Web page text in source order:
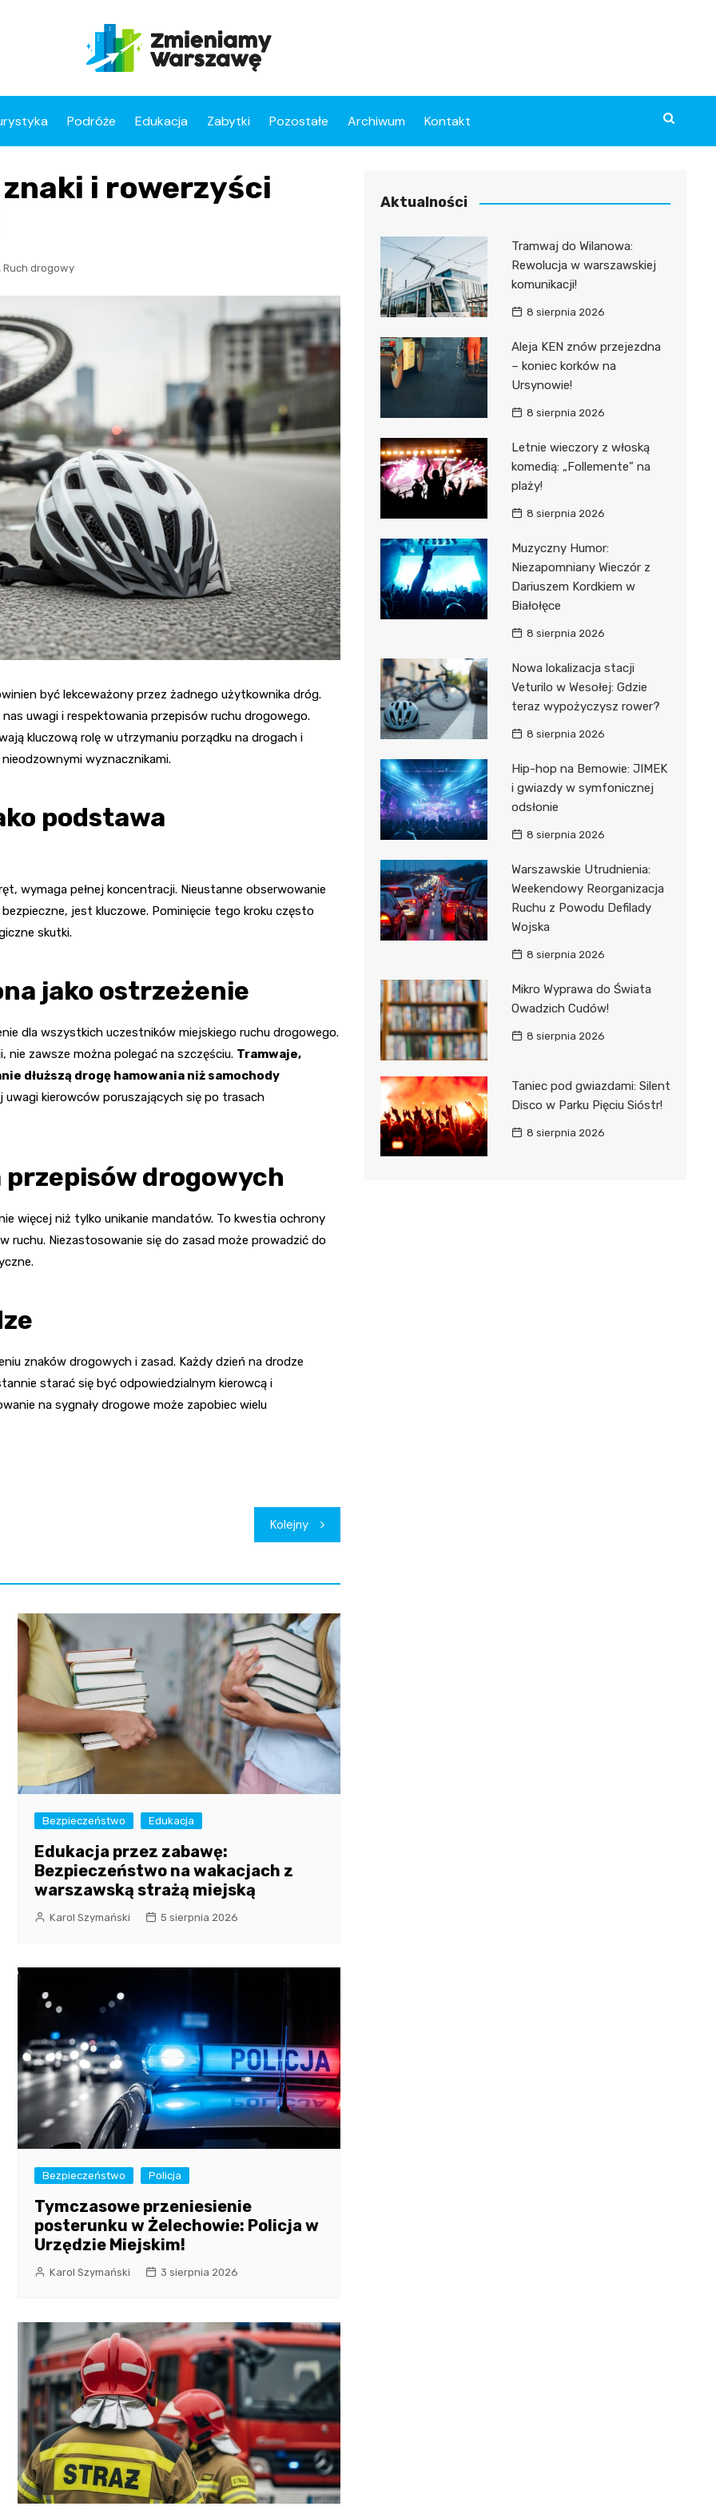
Podróże Edukacja Zabytki Pozostałe Archiwum Kontakt
i rowerzyści
, Ruch drogowy
być lekceważony przez żadnego użytkownika dróg.
uwagi i respektowania przepisów ruchu drogowego.
kluczową rolę w utrzymaniu porządku na drogach i
wyznacznikami.
podstawa
wymaga pełnej koncentracji. Nieustanne obserwowanie
jest kluczowe. Pominięcie tego kroku często
skutki.
jako ostrzeżenie
dla wszystkich uczestników miejskiego ruchu drogowego.
nie zawsze można polegać na szczęściu. Tramwaje,
dłuższą drogę hamowania niż samochody
kierowców poruszających się po trasach
drogowych
więcej niż tylko unikanie mandatów. To kwestia ochrony
ruchu. Niezastosowanie się do zasad może prowadzić do
znaków drogowych i zasad. Każdy dzień na drodze
starać się być odpowiedzialnym kierowcą i
na sygnały drogowe może zapobiec wielu
Kolejny
Bezpieczeństwo Edukacja
Edukacja przez zabawę:
Bezpieczeństwo na wakacjach z
warszawską strażą miejską
Karol Szymański 5 sierpnia 2026
Bezpieczeństwo Policja
Tymczasowe przeniesienie
posterunku w Żelechowie: Policja w
Urzędzie Miejskim!
Karol Szymański 3 sierpnia 2026
Aktualności
Tramwaj do Wilanowa:
Rewolucja w warszawskiej
komunikacji!
8 sierpnia 2026
Aleja KEN znów przejezdna
– koniec korków na
Ursynowie!
8 sierpnia 2026
Letnie wieczory z włoską
komedią: „Follemente” na
plaży!
8 sierpnia 2026
Muzyczny Humor:
Niezapomniany Wieczór z
Dariuszem Kordkiem w
Białołęce
8 sierpnia 2026
Nowa lokalizacja stacji
Veturilo w Wesołej: Gdzie
teraz wypożyczysz rower?
8 sierpnia 2026
Hip-hop na Bemowie: JIMEK
i gwiazdy w symfonicznej
odsłonie
8 sierpnia 2026
Warszawskie Utrudnienia:
Weekendowy Reorganizacja
Ruchu z Powodu Defilady
Wojska
8 sierpnia 2026
Mikro Wyprawa do Świata
Owadzich Cudów!
8 sierpnia 2026
Taniec pod gwiazdami: Silent
Disco w Parku Pięciu Sióstr!
8 sierpnia 2026